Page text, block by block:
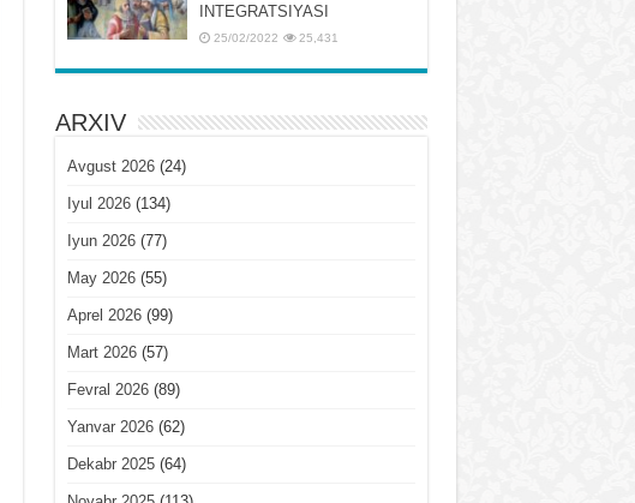
INTЕGRATSIYASI
25/02/2022 25,431
ARXIV
Avgust 2026(24)
Iyul 2026(134)
Iyun 2026(77)
May 2026(55)
Aprel 2026(99)
Mart 2026(57)
Fevral 2026(89)
Yanvar 2026(62)
Dekabr 2025(64)